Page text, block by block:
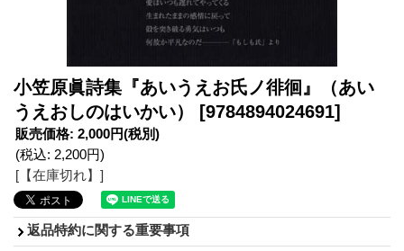
小笠原眞詩集『あいうえお氏ノ徘徊』（あい
うえおしのはいかい）
[9784894024691]
販売価格: 2,000円(税別)
(税込: 2,200円)
[【在庫切れ】]
返品特約に関する重要事項